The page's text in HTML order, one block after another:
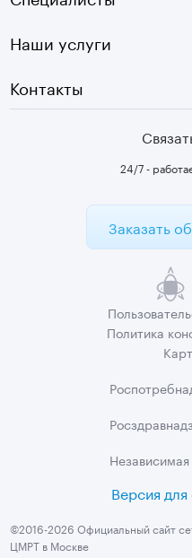
Наши услуги
Контакты
24/7 -
Заказать
Политика
Независимая
Версия
©2016-2026 Официальный сайт
ЦМРТ в Москве